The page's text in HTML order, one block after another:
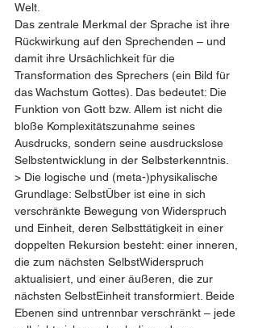
Welt.
Das zentrale Merkmal der Sprache ist ihre
Rückwirkung auf den Sprechenden – und
damit ihre Ursächlichkeit für die
Transformation des Sprechers (ein Bild für
das Wachstum Gottes). Das bedeutet: Die
Funktion von Gott bzw. Allem ist nicht die
bloße Komplexitätszunahme seines
Ausdrucks, sondern seine ausdruckslose
Selbstentwicklung in der Selbsterkenntnis.
> Die logische und (meta-)physikalische
Grundlage: SelbstÜber ist eine in sich
verschränkte Bewegung von Widerspruch
und Einheit, deren Selbsttätigkeit in einer
doppelten Rekursion besteht: einer inneren,
die zum nächsten SelbstWiderspruch
aktualisiert, und einer äußeren, die zur
nächsten SelbstEinheit transformiert. Beide
Ebenen sind untrennbar verschränkt – jede